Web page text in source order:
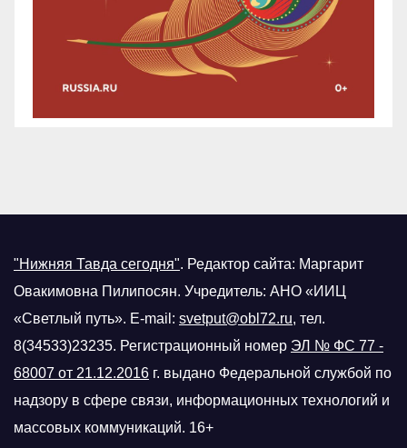
"Нижняя Тавда сегодня". Редактор сайта: Маргарит
Овакимовна Пилипосян. Учредитель: АНО «ИИЦ
«Светлый путь». E-mail: svetput@obl72.ru, тел.
8(34533)23235. Регистрационный номер ЭЛ № ФС 77 -
68007 от 21.12.2016 г. выдано Федеральной службой по
надзору в сфере связи, информационных технологий и
массовых коммуникаций. 16+